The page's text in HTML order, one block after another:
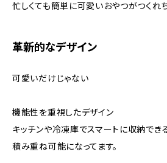
忙しくても簡単に可愛いおやつがつくれ
革新的なデザイン
可愛いだけじゃない
機能性を重視したデザイン
キッチンや冷凍庫でスマートに収納でき
積み重ね可能になってます。